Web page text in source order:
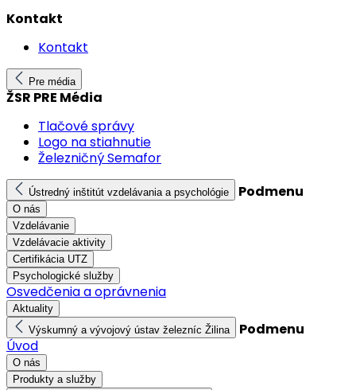
Kontakt
Kontakt
Pre média
ŽSR PRE Média
Tlačové správy
Logo na stiahnutie
Železničný Semafor
Ústredný inštitút vzdelávania a psychológie Podmenu
O nás
Vzdelávanie
Vzdelávacie aktivity
Certifikácia UTZ
Psychologické služby
Osvedčenia a oprávnenia
Aktuality
Výskumný a vývojový ústav železníc Žilina
Podmenu
Úvod
O nás
Produkty a služby